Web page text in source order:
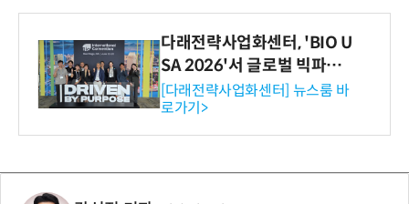
다래전략사업화센터, 'BIO U
SA 2026'서 글로벌 빅파마
와의 비즈니스 미팅 지원…K
-바이오 해외 진출 교두보 확
보
[다래전략사업화센터] 뉴스룸 바
로가기>